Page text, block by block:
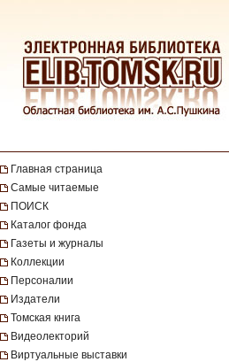
Главная страница
Самые читаемые
ПОИСК
Каталог фонда
Газеты и журналы
Коллекции
Персоналии
Издатели
Томская книга
Видеолекторий
Виртуальные выставки